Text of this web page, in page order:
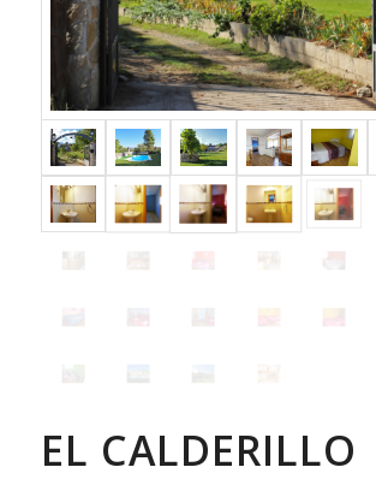
EL CALDERILLO